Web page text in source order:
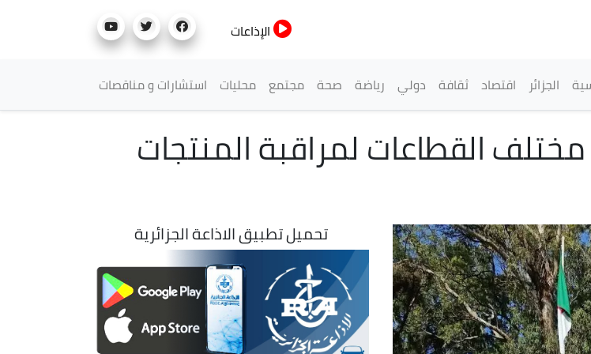
الإذاعات
الرئيسيةالجزائر اقتصاد ثقافة دولي رياضة صحة مجتمع محليات استشارات و مناقصات
القطاعات لمراقبة المنتجات
تحميل تطبيق الاذاعة الجزائرية